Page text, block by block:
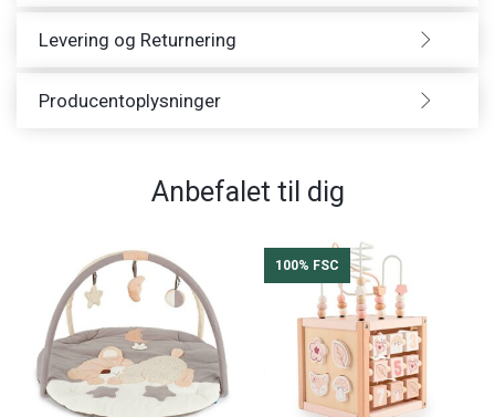
Levering og Returnering
Producentoplysninger
Anbefalet til dig
100% FSC